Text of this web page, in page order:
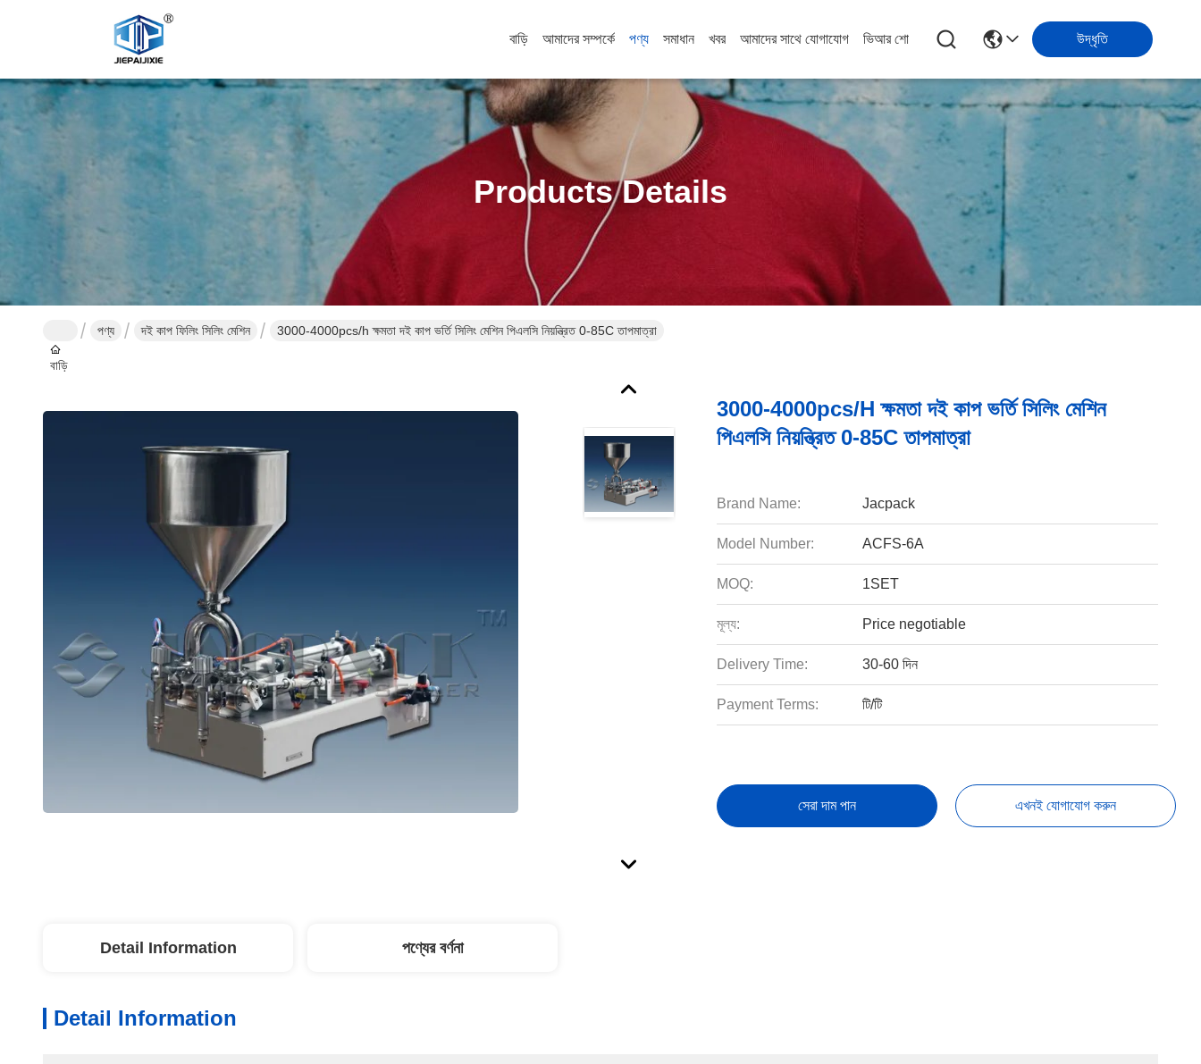
বাড়ি আমাদের সম্পর্কে পণ্য সমাধান খবর আমাদের সাথে যোগাযোগ ভিআর শো উদ্ধৃতি
Products Details
বাড়ি
পণ্য দই কাপ ফিলিং সিলিং মেশিন 3000-4000pcs/h ক্ষমতা দই কাপ ভর্তি সিলিং মেশিন পিএলসি নিয়ন্ত্রিত 0-85C তাপমাত্রা
3000-4000pcs/h ক্ষমতা দই কাপ ভর্তি সিলিং মেশিন
পিএলসি নিয়ন্ত্রিত 0-85C তাপমাত্রা
Brand Name: Jacpack
Model Number: ACFS-6A
MOQ: 1SET
মূল্য: Price negotiable
Delivery Time: 30-60 দিন
Payment Terms: টি/টি
সেরা দাম পান এখনই যোগাযোগ করুন
Detail Information পণ্যের বর্ণনা
Detail Information